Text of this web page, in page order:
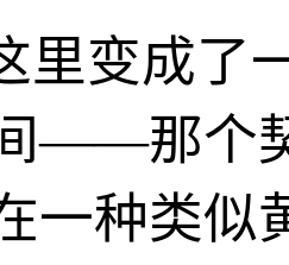
里变成了
——那个
一种类似